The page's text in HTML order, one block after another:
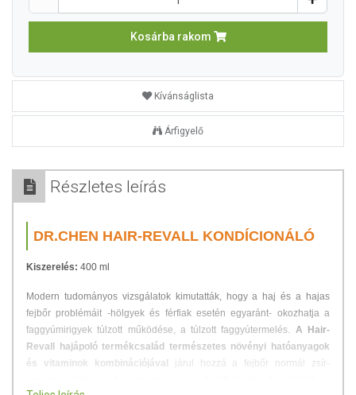
Kosárba rakom
Kívánságlista
Árfigyelő
Részletes leírás
DR.CHEN HAIR-REVALL KONDÍCIONÁLÓ
Kiszerelés: 400 ml
Modern tudományos vizsgálatok kimutatták, hogy a haj és a hajas
fejbőr problémáit -hölgyek és férfiak esetén egyaránt- okozhatja a
faggyúmirigyek túlzott működése, a túlzott faggyútermelés. A Hair-
Revall hajápoló termékcsalád természetes növényi hatóanyagok
és vitaminok kombinációjával járul hozzá a fejbőr normál zsír-